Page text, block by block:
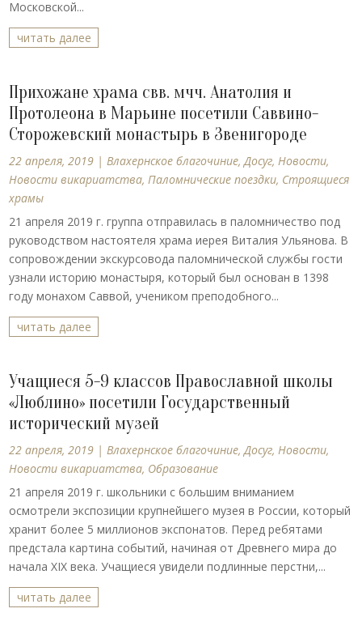
Московской...
читать далее
Прихожане храма свв. мчч. Анатолия и
Протолеона в Марьине посетили Саввино-
Сторожевский монастырь в Звенигороде
22 апреля, 2019 |Влахернское благочиние,Досуг,Новости,
Новости викариатства,Паломнические поездки, Строящиеся
храмы
21 апреля 2019 г. группа отправилась в паломничество под
руководством настоятеля храма иерея Виталия Ульянова. В
сопровождении экскурсовода паломнической службы гости
узнали историю монастыря, который был основан в 1398
году монахом Саввой, учеником преподобного...
читать далее
Учащиеся 5-9 классов Православной школы
«Люблино» посетили Государственный
исторический музей
22 апреля, 2019 |Влахернское благочиние,Досуг,Новости,
Новости викариатства, Образование
21 апреля 2019 г. школьники с большим вниманием
осмотрели экспозиции крупнейшего музея в России, который
хранит более 5 миллионов экспонатов. Перед ребятами
предстала картина событий, начиная от Древнего мира до
начала XIX века. Учащиеся увидели подлинные перстни,...
читать далее